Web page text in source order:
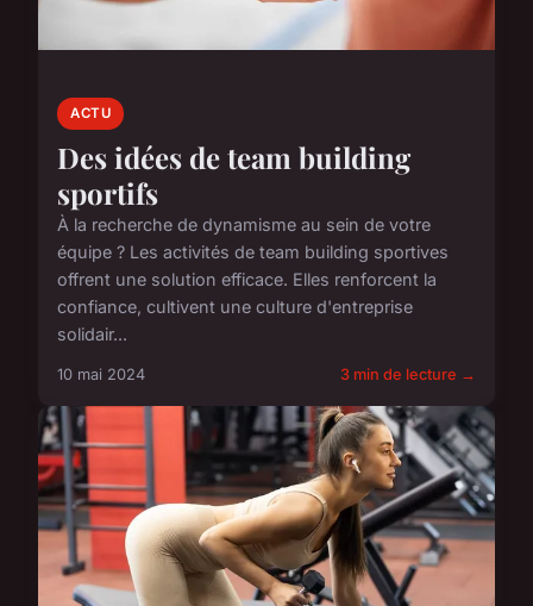
ACTU
Des idées de team building
sportifs
À la recherche de dynamisme au sein de votre
équipe ? Les activités de team building sportives
offrent une solution efficace. Elles renforcent la
confiance, cultivent une culture d'entreprise
solidair...
10 mai 2024 3 min de lecture →